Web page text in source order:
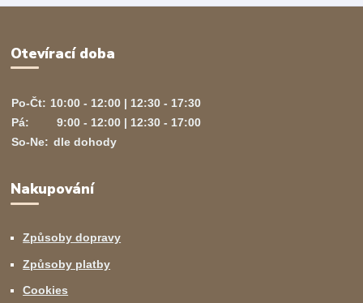
Otevírací doba
Po-Čt: 10:00 - 12:00 | 12:30 - 17:30
Pá:
9:00 - 12:00 | 12:30 - 17:00
So-Ne: dle dohody
Nakupování
Způsoby dopravy
Způsoby platby
Cookies